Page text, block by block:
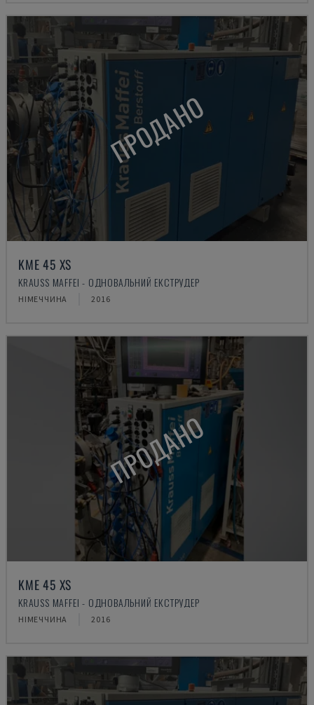
ПРОДАНО
KME 45 XS
KRAUSS MAFFEI - ОДНОВАЛЬНИЙ ЕКСТРУДЕР
НІМЕЧЧИНА 2016
ПРОДАНО
KME 45 XS
KRAUSS MAFFEI - ОДНОВАЛЬНИЙ ЕКСТРУДЕР
НІМЕЧЧИНА 2016